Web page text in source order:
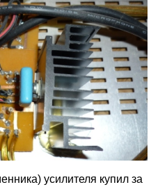
усилителя купил за